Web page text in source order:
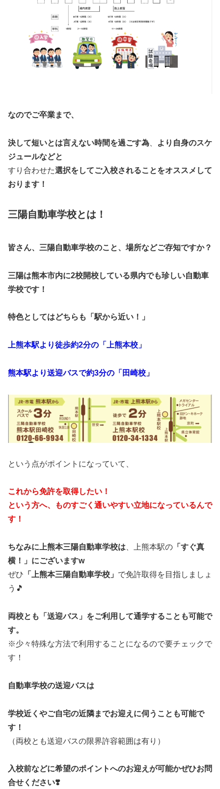
なのでご卒業まで、
決して短いとは言えない時間を過ごす為
より自身のスケ
ジュールなどと
すり合わせた選択をしてご入校されることをオススメして
おります！
三陽自動車学校とは！
皆さん、三陽自動車学校のこと、場所などご存知ですか？
三陽は熊本市内に2校開校している県内でも珍しい自動車
学校です！
特色としてはどちらも「駅から近い！」
上熊本駅より徒歩約2分の「上熊本校」
熊本駅より送迎バスで約3分の「田崎校」
という点がポイントになっていて、
これから免許を取得したい！
という方へ、ものすごく通いやすい立地になっているんで
す！
ちなみに上熊本三陽自動車学校は 、上熊本駅の 「すぐ真
横！」にございますw
ぜひ 「上熊本三陽自動車学校」 で免許取得を目指しましょ
う🎵
両校とも 「送迎バス」 をご利用して通学することも可能で
す。
※少々特殊な方法で利用することになるので要チェックで
す！
自動車学校の送迎バスは
学校近くやご自宅の近隣までお迎えに伺うことも可能で
す！
（両校とも送迎バスの限界許容範囲は有り）
入校前などに希望のポイントへのお迎えが可能かぜひお問
合せください❣️